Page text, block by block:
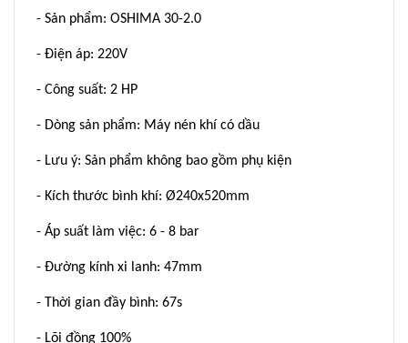
- Sản phẩm: OSHIMA 30-2.0
- Điện áp: 220V
- Công suất: 2 HP
- Dòng sản phẩm: Máy nén khí có dầu
- Lưu ý: Sản phẩm không bao gồm phụ kiện
- Kích thước bình khí: Ø240x520mm
- Áp suất làm việc: 6 - 8 bar
- Đường kính xi lanh: 47mm
- Thời gian đầy bình: 67s
- Lõi đồng 100%